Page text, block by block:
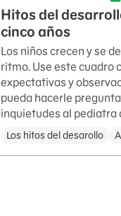
Hitos del
cinco años
Los niños crecen y se
ritmo. Use este cuadro
expectativas y
pueda hacerle
inquietudes al pediatra
Los hitos del desarollo